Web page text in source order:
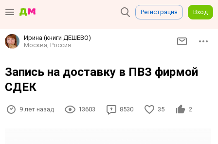
Регистрация Вход
Ирина (книги ДЕШЕВО)
Москва, Россия
Запись на доставку в ПВЗ фирмой
СДЕК
9 лет назад 13603 8530 35 2